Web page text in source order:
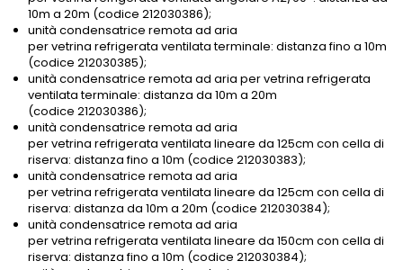
10m a 20m (codice 212030386);
unità condensatrice remota ad aria
per vetrina refrigerata ventilata terminale: distanza fino a 10m
(codice 212030385);
unità condensatrice remota ad aria per vetrina refrigerata
ventilata terminale: distanza da 10m a 20m
(codice 212030386);
unità condensatrice remota ad aria
per vetrina refrigerata ventilata lineare da 125cm con cella di
riserva: distanza fino a 10m (codice 212030383);
unità condensatrice remota ad aria
per vetrina refrigerata ventilata lineare da 125cm con cella di
riserva: distanza da 10m a 20m (codice 212030384);
unità condensatrice remota ad aria
per vetrina refrigerata ventilata lineare da 150cm con cella di
riserva: distanza fino a 10m (codice 212030384);